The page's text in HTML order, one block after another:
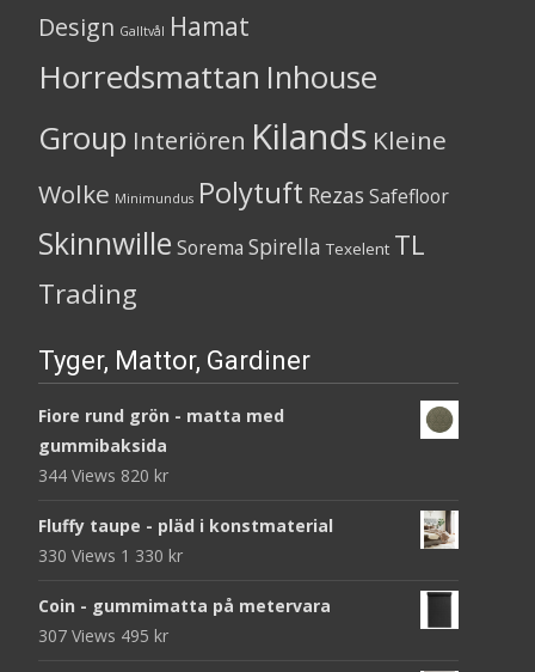
Design Galltvål Hamat
Horredsmattan Inhouse
Group Interiören Kilands Kleine
Wolke Minimundus Polytuft Rezas Safefloor
Skinnwille Sorema Spirella Texelent TL
Trading
Tyger, Mattor, Gardiner
Fiore rund grön - matta med
gummibaksida
344 Views 820 kr
Fluffy taupe - pläd i konstmaterial
330 Views 1 330 kr
Coin - gummimatta på metervara
307 Views 495 kr